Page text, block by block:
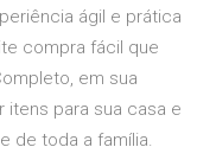
ágil e prática
compra fácil que
em sua
itens para sua casa e
de toda a família.